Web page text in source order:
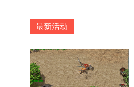
最新活动